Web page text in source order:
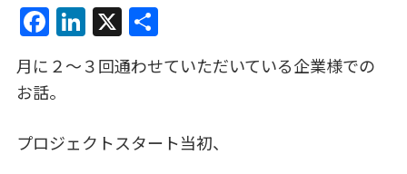
F
a
c
e
b
Li
n
k
dI
X 共
有
月に２～３回通わせていただいている企業様での
お話。
プロジェクトスタート当初、